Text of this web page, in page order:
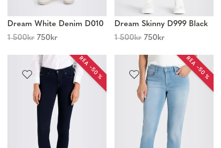
Dream White Denim D010
1 500kr 750kr
Dream Skinny D999 Black
1 500kr 750kr
REA −50 % REA −50 %